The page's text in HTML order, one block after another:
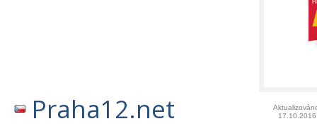
Praha12.net
17.10.2016